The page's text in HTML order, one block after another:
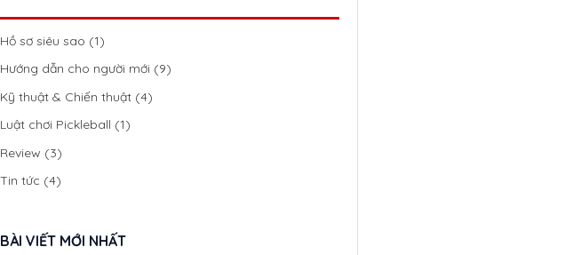
Hồ sơ siêu sao (1)
Hướng dẫn cho người mới (9)
Kỹ thuật & Chiến thuật (4)
Luật chơi Pickleball (1)
Review (3)
Tin tức (4)
BÀI VIẾT MỚI NHẤT